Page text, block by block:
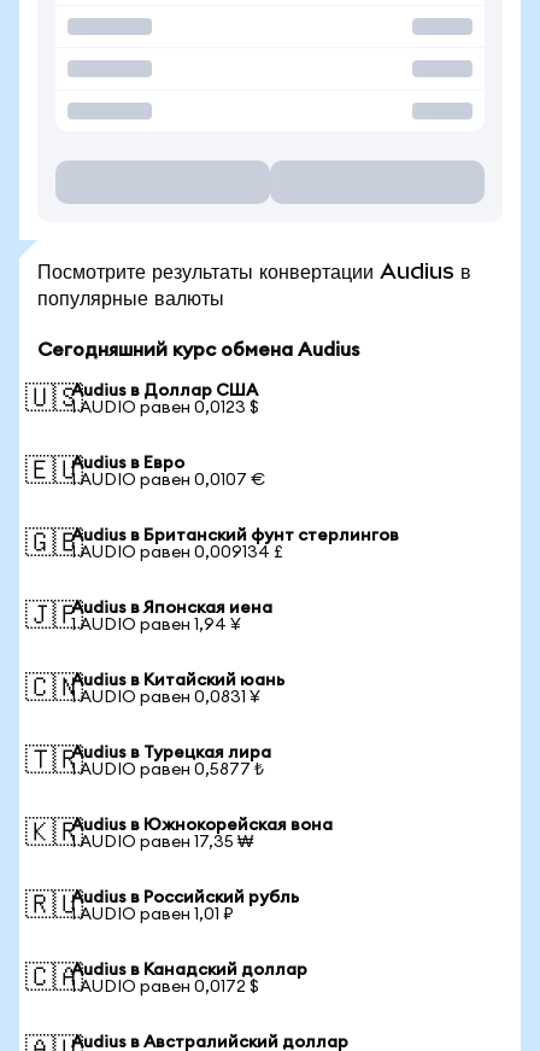
Посмотрите результаты конвертации Audius в
популярные валюты
Сегодняшний курс обмена Audius
🇺🇸Audius в Доллар США
1 AUDIO равен 0,0123 $
🇪🇺Audius в Евро
1 AUDIO равен 0,0107 €
🇬🇧Audius в Британский фунт стерлингов
1 AUDIO равен 0,009134 £
🇯🇵Audius в Японская иена
1 AUDIO равен 1,94 ¥
🇨🇳Audius в Китайский юань
1 AUDIO равен 0,0831 ¥
🇹🇷Audius в Турецкая лира
1 AUDIO равен 0,5877 ₺
🇰🇷Audius в Южнокорейская вона
1 AUDIO равен 17,35 ₩
🇷🇺Audius в Российский рубль
1 AUDIO равен 1,01 ₽
🇨🇦Audius в Канадский доллар
1 AUDIO равен 0,0172 $
Audius в Австралийский доллар